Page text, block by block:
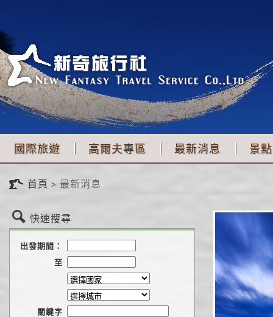
國際旅遊 高爾夫專區 最新消息 景
首頁 最新消息
快速搜尋
出發期間：
至
關鍵字